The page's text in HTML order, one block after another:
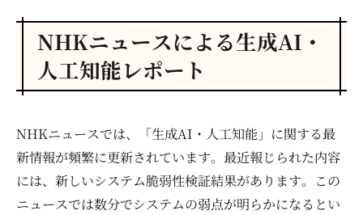
NHKニュースによる生成AI・
人工知能レポート
NHKニュースでは、「生成AI・人工知能」に関する最
新情報が頻繁に更新されています。最近報じられた内容
には、新しいシステム脆弱性検証結果があります。この
ニュースでは数分でシステムの弱点が明らかになるとい